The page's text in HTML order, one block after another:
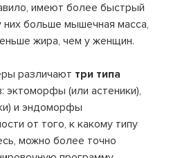
имеют более быстрый
больше мышечная масса,
жира, чем у женщин.
различают три типа
эктоморфы (или астеники),
и эндоморфы
от того, к какому типу
можно более точно